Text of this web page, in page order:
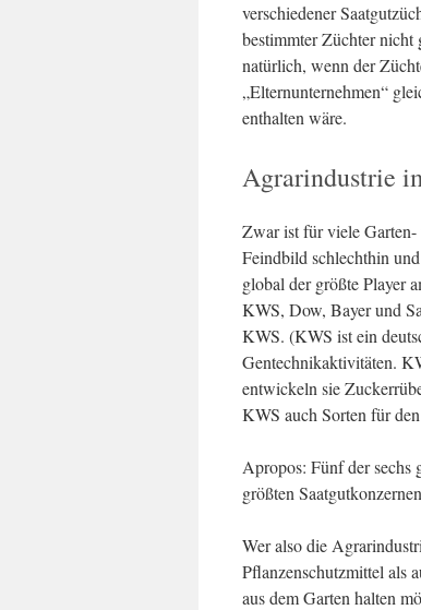
verschiedener
bestimmter Züchter nicht
natürlich, wenn der
„Elternunternehmen“
enthalten wäre.
Agrarindustrie
Zwar ist für viele Garten-
Feindbild schlechthin
global der größte Player
KWS, Dow, Bayer und
KWS. (KWS ist ein
Gentechnikaktivitäten.
entwickeln sie
KWS auch Sorten für
Apropos: Fünf der sechs
größten
Wer also die
Pflanzenschutzmittel als
aus dem Garten halten